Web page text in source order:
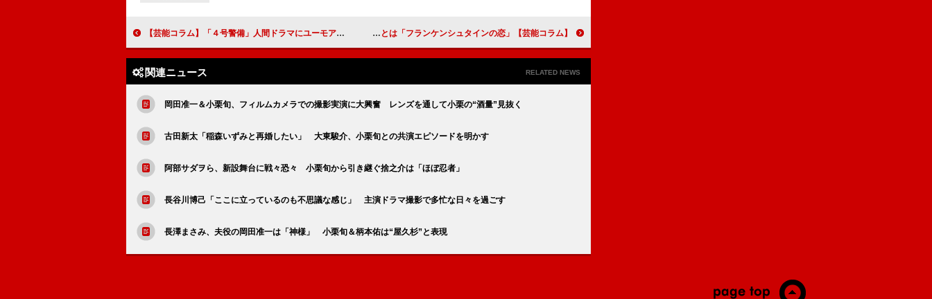
【芸能コラム】「４号警備」人間ドラマにユーモアとアクションを凝縮した濃密な30分 【芸能コラム】「フランケンシュタインの恋」のルーツ？ 日本が生んだＳＦ映画「変身人間シリーズ」とは…
関連ニュース RELATED NEWS
岡田准一＆小栗旬、フィルムカメラでの撮影実演に大興奮 レンズを通して小栗の“酒量”見抜く
古田新太「稲森いずみと再婚したい」 大東駿介、小栗旬との共演エピソードを明かす
阿部サダヲら、新設舞台に戦々恐々 小栗旬から引き継ぐ捨之介は「ほぼ忍者」
長谷川博己「ここに立っているのも不思議な感じ」 主演ドラマ撮影で多忙な日々を過ごす
長澤まさみ、夫役の岡田准一は「神様」 小栗旬＆柄本佑は“屋久杉”と表現